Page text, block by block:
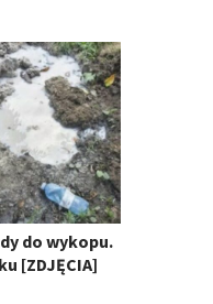
do wykopu.
[ZDJĘCIA]